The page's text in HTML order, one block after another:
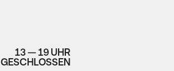
13 — 19 UHR
GESCHLOSSEN